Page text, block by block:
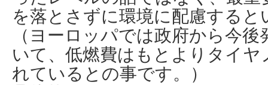
を落とさずに環境に配慮する
（ヨーロッパでは政府から今
いて、低燃費はもとよりタイ
れているとの事です。）